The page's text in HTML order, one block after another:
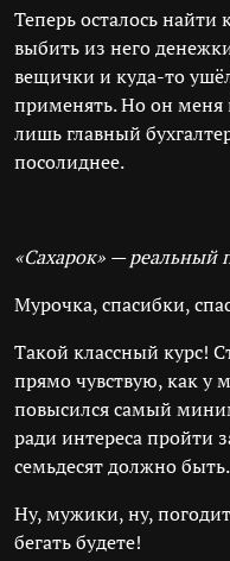
Теперь осталось
выбить из него
вещички и куда-то
применять. Но он меня
лишь главный
посолиднее.
«Сахарок» — реальный
Мурочка, спасибки,
Такой классный курс!
прямо чувствую, как у
повысился самый
ради интереса пройти
семьдесят должно быть.
Ну, мужики, ну,
бегать будете!